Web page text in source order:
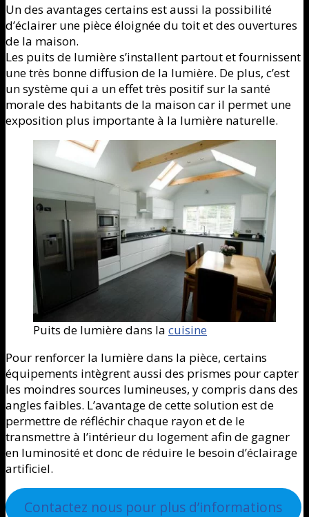
Un des avantages certains est aussi la possibilité
d’éclairer une pièce éloignée du toit et des ouvertures
de la maison.
Les puits de lumière s’installent partout et fournissent
une très bonne diffusion de la lumière. De plus, c’est
un système qui a un effet très positif sur la santé
morale des habitants de la maison car il permet une
exposition plus importante à la lumière naturelle.
Puits de lumière dans la cuisine
Pour renforcer la lumière dans la pièce, certains
équipements intègrent aussi des prismes pour capter
les moindres sources lumineuses, y compris dans des
angles faibles. L’avantage de cette solution est de
permettre de réfléchir chaque rayon et de le
transmettre à l’intérieur du logement afin de gagner
en luminosité et donc de réduire le besoin d’éclairage
artificiel.
Contactez nous pour plus d’informations